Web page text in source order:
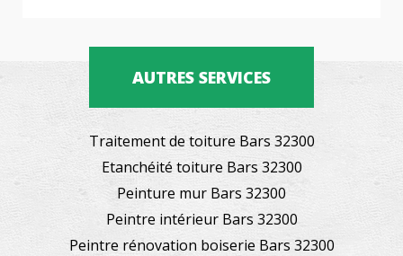
AUTRES SERVICES
Traitement de toiture Bars 32300
Etanchéité toiture Bars 32300
Peinture mur Bars 32300
Peintre intérieur Bars 32300
Peintre rénovation boiserie Bars 32300